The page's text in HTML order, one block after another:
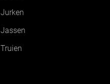
Jurken
Jassen
Truien